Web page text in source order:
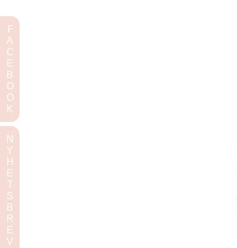
F
A
C
E
B
O
O
K
N
Y
H
E
T
S
B
R
E
V